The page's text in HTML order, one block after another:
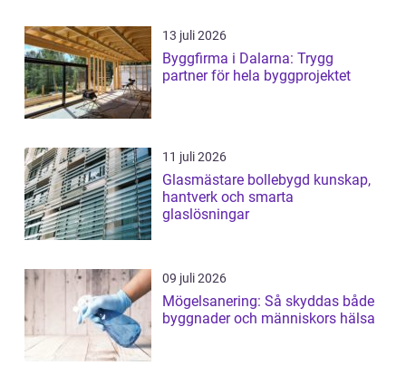
13 juli 2026
Byggfirma i Dalarna: Trygg
partner för hela byggprojektet
11 juli 2026
Glasmästare bollebygd kunskap,
hantverk och smarta
glaslösningar
09 juli 2026
Mögelsanering: Så skyddas både
byggnader och människors hälsa